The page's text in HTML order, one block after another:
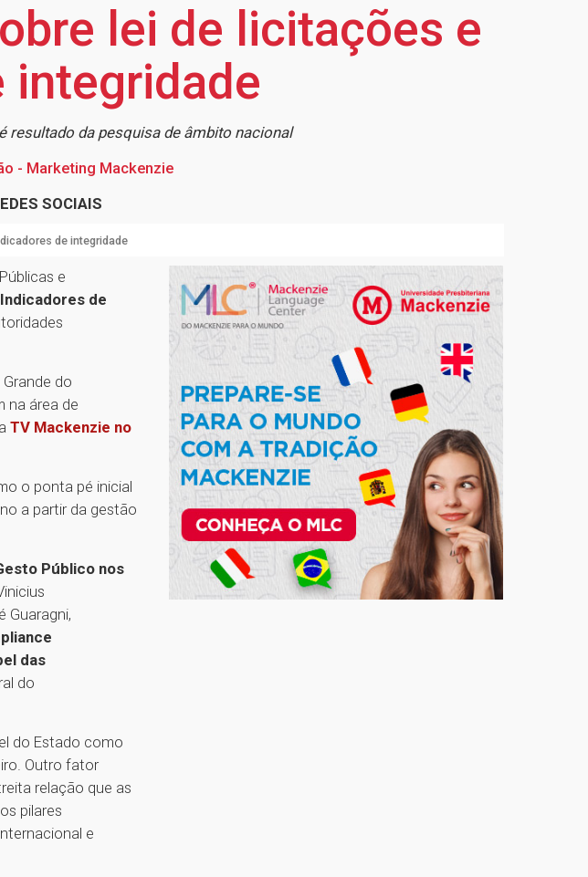
lei de licitações e
integridade
resultado da pesquisa de âmbito nacional
- Marketing Mackenzie
SOCIAIS
de integridade
e
de
do
na área de
TV Mackenzie no
o ponta pé inicial
a partir da gestão
Público nos
Guaragni,
das
do
do Estado como
Outro fator
relação que as
pilares
e